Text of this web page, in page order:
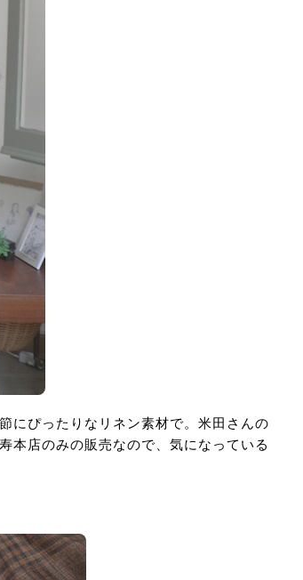
にぴったりなリネン素材で。米田さんの
店のみの販売なので、気になっている